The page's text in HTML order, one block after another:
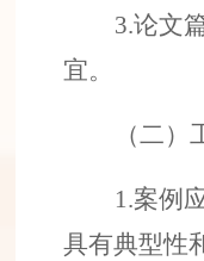
3.论文
宜。
（二）
1.案例
具有典型性